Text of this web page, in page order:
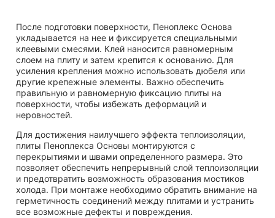
После подготовки поверхности, Пеноплекс Основа
укладывается на нее и фиксируется специальными
клеевыми смесями. Клей наносится равномерным
слоем на плиту и затем крепится к основанию. Для
усиления крепления можно использовать дюбеля или
другие крепежные элементы. Важно обеспечить
правильную и равномерную фиксацию плиты на
поверхности, чтобы избежать деформаций и
неровностей.
Для достижения наилучшего эффекта теплоизоляции,
плиты Пеноплекса Основы монтируются с
перекрытиями и швами определенного размера. Это
позволяет обеспечить непрерывный слой теплоизоляции
и предотвратить возможность образования мостиков
холода. При монтаже необходимо обратить внимание на
герметичность соединений между плитами и устранить
все возможные дефекты и повреждения.